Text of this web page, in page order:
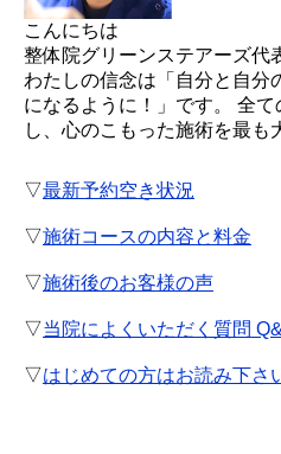
こんにちは
整体院グリーンステアーズ代
わたしの信念は「自分と自分
になるように！」です。 全
し、心のこもった施術を最も
▽最新予約空き状況
▽施術コースの内容と料金
▽施術後のお客様の声
▽当院によくいただく質問
▽はじめての方はお読み下さ